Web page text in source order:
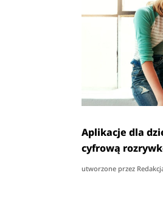
Aplikacje dla
cyfrową
utworzone przez